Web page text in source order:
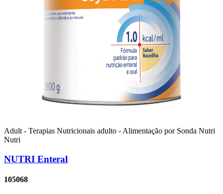
Adult - Terapias Nutricionais adulto - Alimentação por Sonda Nutri
Nutri
NUTRI Enteral
105068